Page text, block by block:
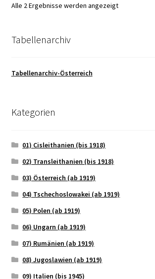
Alle 2 Ergebnisse werden angezeigt
Tabellenarchiv
Tabellenarchiv-Österreich
Kategorien
01) Cisleithanien (bis 1918)
02) Transleithanien (bis 1918)
03) Österreich (ab 1919)
04) Tschechoslowakei (ab 1919)
05) Polen (ab 1919)
06) Ungarn (ab 1919)
07) Rumänien (ab 1919)
08) Jugoslawien (ab 1919)
09) Italien (bis 1945)